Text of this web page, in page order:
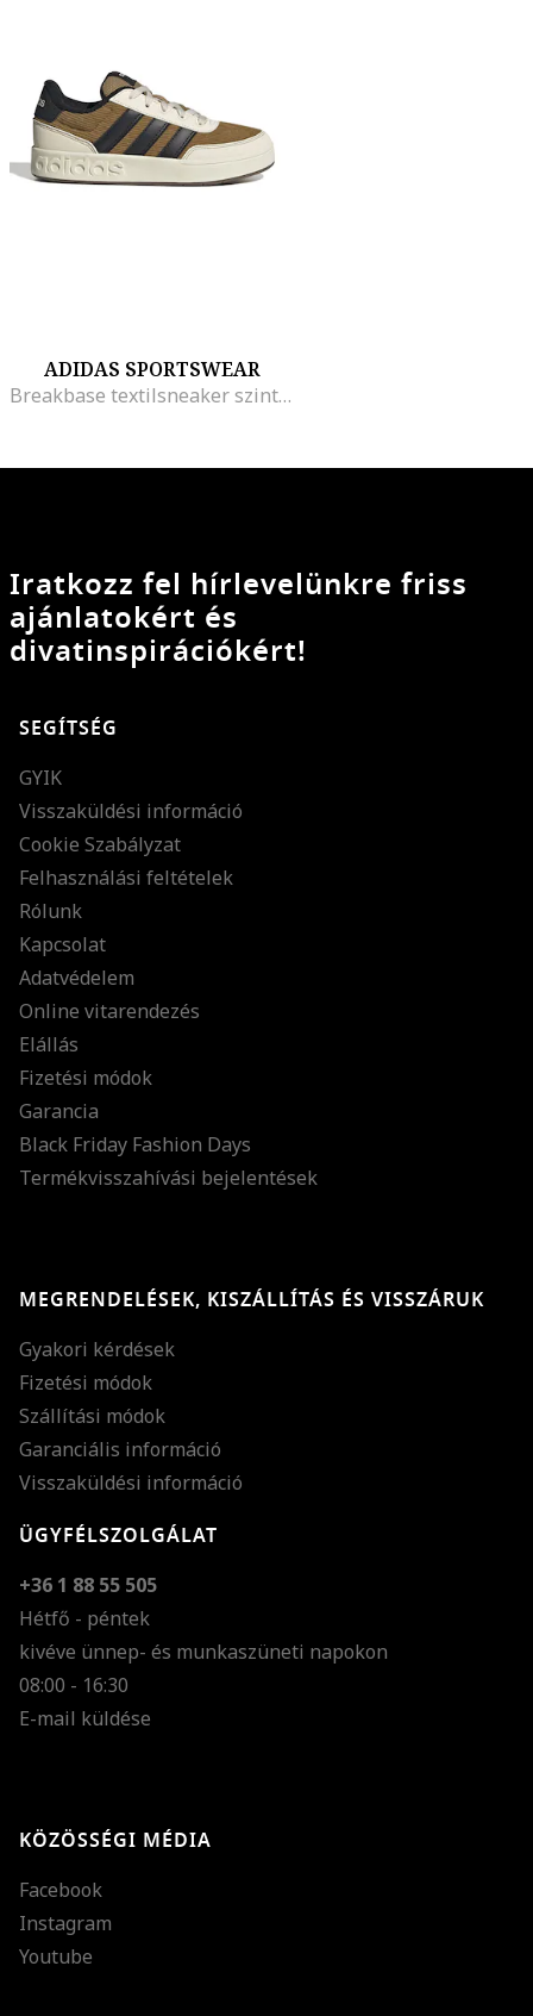
ADIDAS SPORTSWEAR
Breakbase textilsneaker szintetikus részletekkel, Fekete/Karamellbarna/Világosbézs
Iratkozz fel hírlevelünkre friss
ajánlatokért és
divatinspirációkért!
SEGÍTSÉG
GYIK
Visszaküldési információ
Cookie Szabályzat
Felhasználási feltételek
Rólunk
Kapcsolat
Adatvédelem
Online vitarendezés
Elállás
Fizetési módok
Garancia
Black Friday Fashion Days
Termékvisszahívási bejelentések
MEGRENDELÉSEK, KISZÁLLÍTÁS ÉS VISSZÁRUK
Gyakori kérdések
Fizetési módok
Szállítási módok
Garanciális információ
Visszaküldési információ
ÜGYFÉLSZOLGÁLAT
+36 1 88 55 505
Hétfő - péntek
kivéve ünnep- és munkaszüneti napokon
08:00 - 16:30
E-mail küldése
KÖZÖSSÉGI MÉDIA
Facebook
Instagram
Youtube